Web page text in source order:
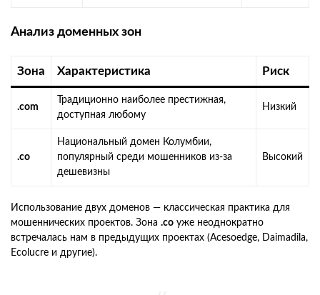
Анализ доменных зон
Зона Характеристика Риск
.com
Традиционно наиболее престижная,
доступная любому
Низкий
.co
Национальный домен Колумбии,
популярный среди мошенников из-за
дешевизны
Высокий
Использование двух доменов — классическая практика для
мошеннических проектов. Зона .co уже неоднократно
встречалась нам в предыдущих проектах (Acesoedge, Daimadila,
Ecolucre и другие).